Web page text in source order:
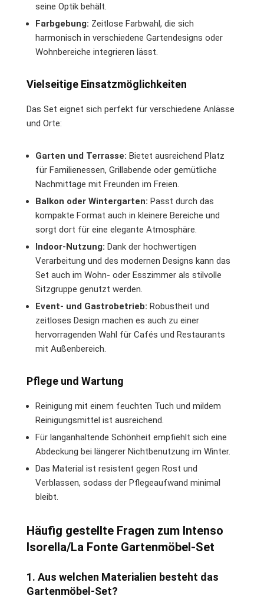
seine Optik behält.
Farbgebung: Zeitlose Farbwahl, die sich
harmonisch in verschiedene Gartendesigns oder
Wohnbereiche integrieren lässt.
Vielseitige Einsatzmöglichkeiten
Das Set eignet sich perfekt für verschiedene Anlässe
und Orte:
Garten und Terrasse: Bietet ausreichend Platz
für Familienessen, Grillabende oder gemütliche
Nachmittage mit Freunden im Freien.
Balkon oder Wintergarten: Passt durch das
kompakte Format auch in kleinere Bereiche und
sorgt dort für eine elegante Atmosphäre.
Indoor-Nutzung: Dank der hochwertigen
Verarbeitung und des modernen Designs kann das
Set auch im Wohn- oder Esszimmer als stilvolle
Sitzgruppe genutzt werden.
Event- und Gastrobetrieb: Robustheit und
zeitloses Design machen es auch zu einer
hervorragenden Wahl für Cafés und Restaurants
mit Außenbereich.
Pflege und Wartung
Reinigung mit einem feuchten Tuch und mildem
Reinigungsmittel ist ausreichend.
Für langanhaltende Schönheit empfiehlt sich eine
Abdeckung bei längerer Nichtbenutzung im Winter.
Das Material ist resistent gegen Rost und
Verblassen, sodass der Pflegeaufwand minimal
bleibt.
Häufig gestellte Fragen zum Intenso
Isorella/La Fonte Gartenmöbel-Set
1. Aus welchen Materialien besteht das
Gartenmöbel-Set?